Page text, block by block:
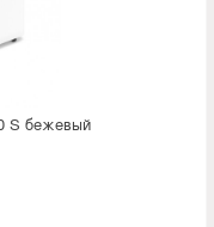
S бежевый